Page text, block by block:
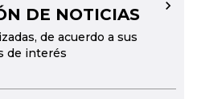
DE NOTICIAS
de acuerdo a sus
de interés
→